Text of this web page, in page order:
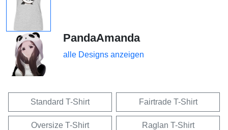
PandaAmanda
alle Designs anzeigen
Standard T-Shirt Fairtrade T-Shirt
Oversize T-Shirt Raglan T-Shirt